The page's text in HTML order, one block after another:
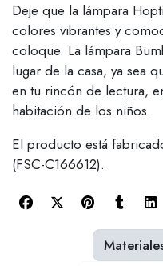
Deje que la lámpara
colores vibrantes y
coloque. La lámpara
lugar de la casa, ya sea
en tu rincón de lectura,
habitación de los niños.
El producto está
(FSC-C166612).